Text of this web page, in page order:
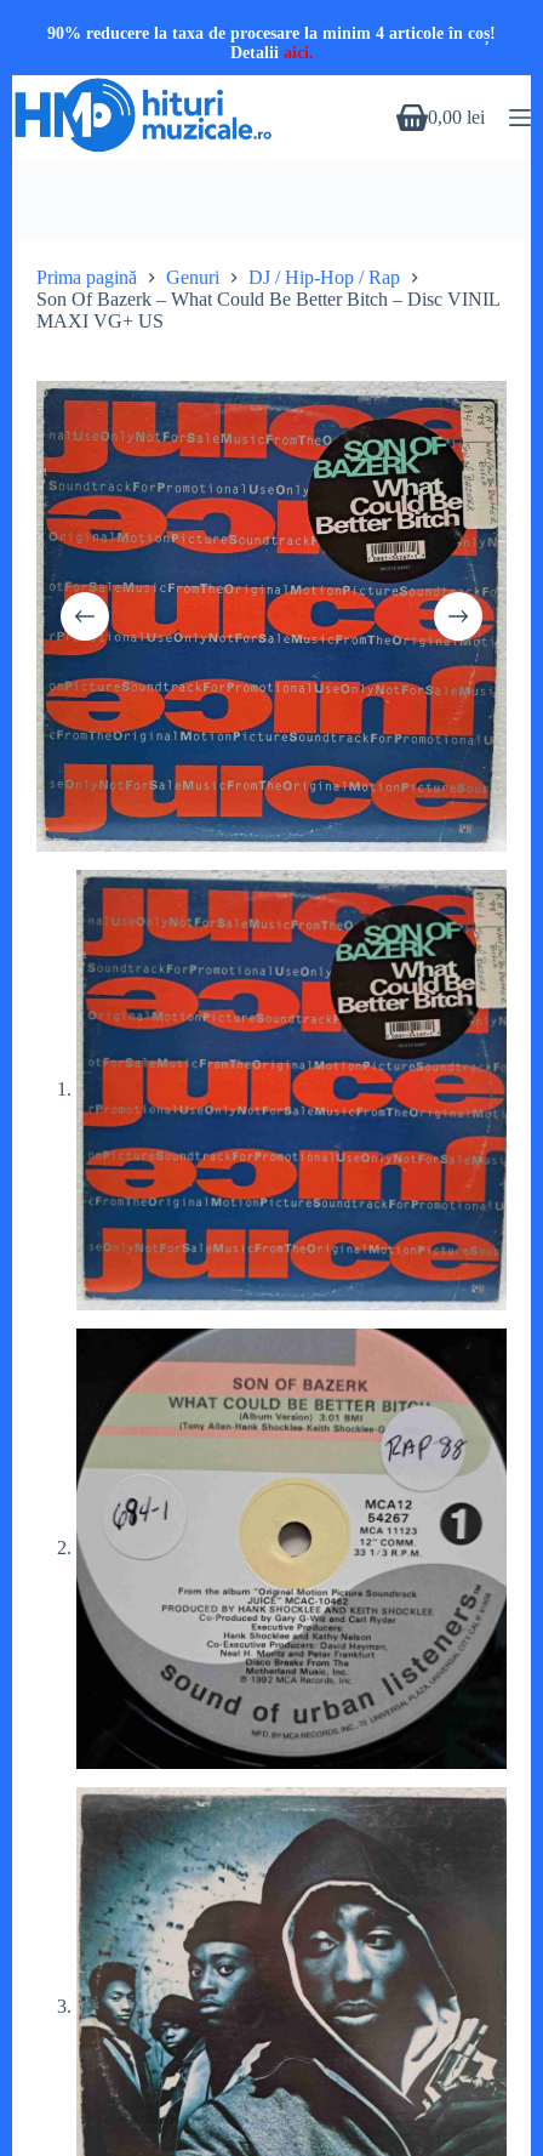
90% reducere la taxa de procesare la minim 4 articole în coș!
Detalii aici.
conținut
Coș0,00 lei
Prima pagină Genuri
DJ / Hip-Hop / Rap
Son Of Bazerk – What Could Be Better Bitch – Disc VINIL
MAXI VG+ US